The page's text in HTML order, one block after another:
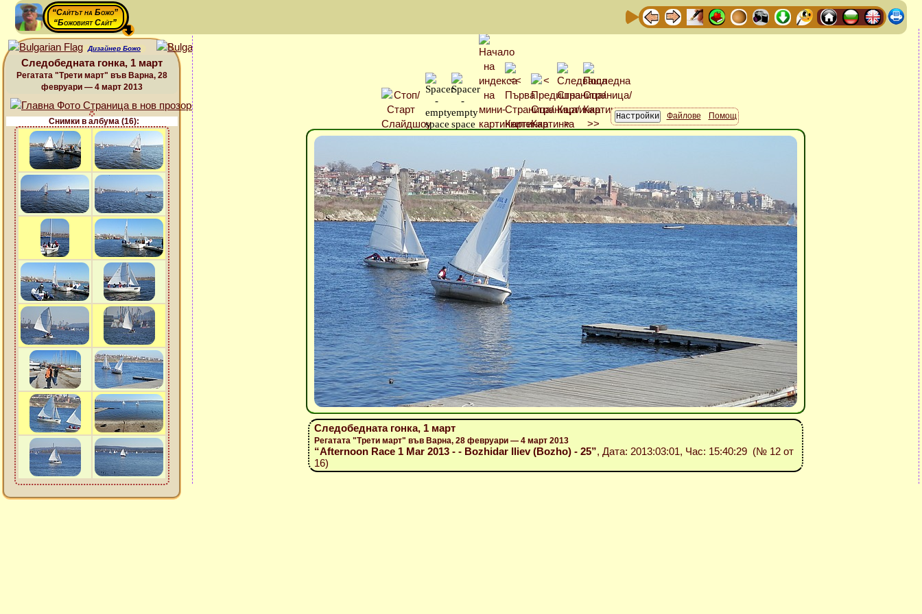
“Сайтът на Божо”
“Божовият Сайт”
Дизайнер Божо
Следобедната гонка, 1 март
Регатата "Трети март" във Варна, 28
февруари — 4 март 2013
Снимки в албума (16):
Файлове Помощ
Следобедната гонка, 1 март
Регатата "Трети март" във Варна, 28 февруари — 4 март 2013
“Afternoon Race 1 Mar 2013 - - Bozhidar Iliev (Bozho) - 25”, Дата: 2013:03:01, Час: 15:40:29 (№ 12 от
16)